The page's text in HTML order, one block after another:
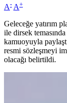
A- A+
Geleceğe yatırım
ile dirsek
kamuoyuyla
resmi sözleşmeyi
olacağı belirtildi.